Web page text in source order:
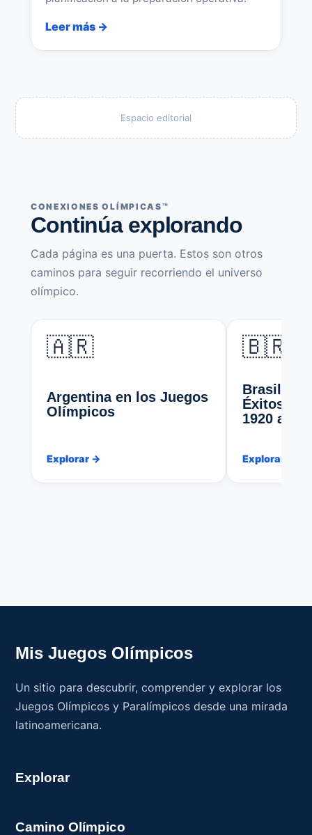
Leer más →
Espacio editorial
CONEXIONES OLÍMPICAS™
Continúa explorando
Cada página es una puerta. Estos son otros
caminos para seguir recorriendo el universo
olímpico.
🇦🇷
Argentina en los Juegos
Olímpicos
Explorar →
🇧🇷
Brasil:
Éxitos
1920 a
Explorar →
Mis Juegos Olímpicos
Un sitio para descubrir, comprender y explorar los
Juegos Olímpicos y Paralímpicos desde una mirada
latinoamericana.
Explorar
Camino Olímpico